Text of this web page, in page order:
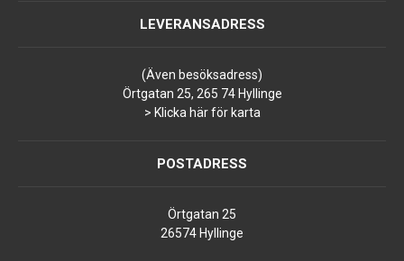
LEVERANSADRESS
(Även besöksadress)
Örtgatan 25, 265 74 Hyllinge
> Klicka här för karta
POSTADRESS
Örtgatan 25
26574 Hyllinge